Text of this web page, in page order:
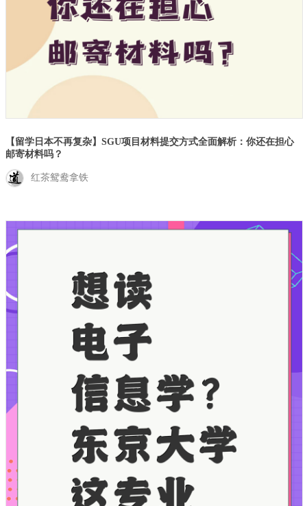
【留学日本不再复杂】SGU项目材料提交方式全面解析：你还在担心
邮寄材料吗？
红茶鸳鸯拿铁